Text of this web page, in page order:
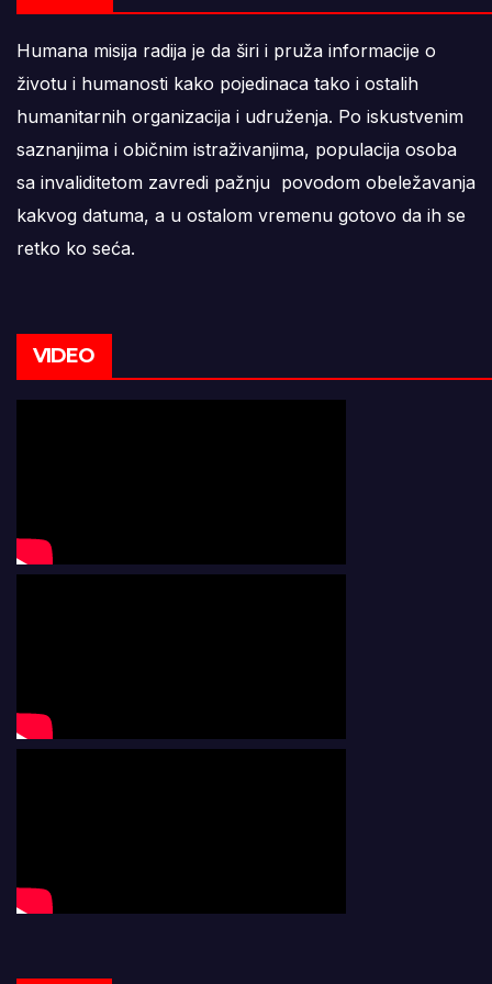
Humana misija radija je da širi i pruža informacije o
životu i humanosti kako pojedinaca tako i ostalih
humanitarnih organizacija i udruženja. Po iskustvenim
saznanjima i običnim istraživanjima, populacija osoba
sa invaliditetom zavredi pažnju povodom obeležavanja
kakvog datuma, a u ostalom vremenu gotovo da ih se
retko ko seća.
VIDEO